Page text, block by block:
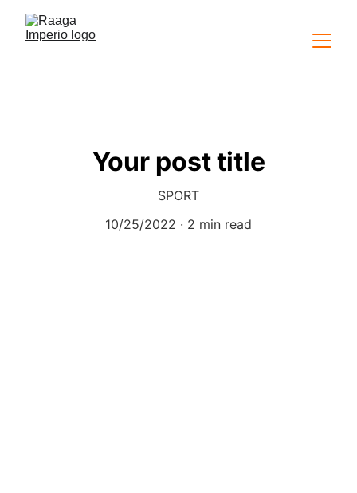
Your post title
SPORT
10/25/2022
2 min read